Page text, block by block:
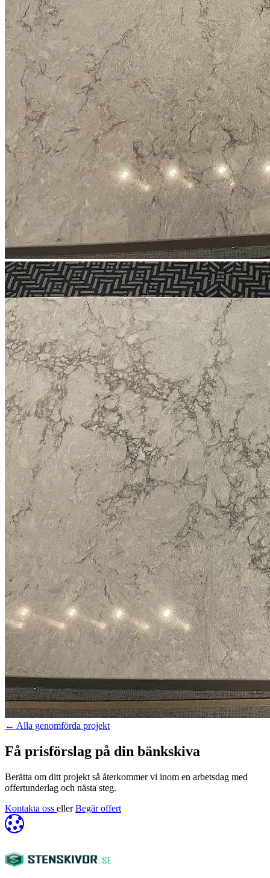
← Alla genomförda projekt
Få prisförslag på din bänkskiva
Berätta om ditt projekt så återkommer vi inom en arbetsdag med
offertunderlag och nästa steg.
Kontakta oss eller Begär offert